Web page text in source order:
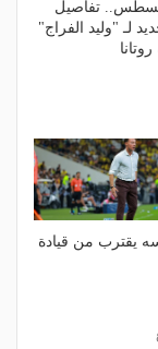
12 غسطس.. تفاصيل
لـ "وليد الفراج"
يقترب من قيادة